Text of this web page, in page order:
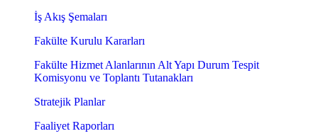
İş Akış Şemaları
Fakülte Kurulu Kararları
Fakülte Hizmet Alanlarının Alt Yapı Durum Tespit
Komisyonu ve Toplantı Tutanakları
Stratejik Planlar
Faaliyet Raporları